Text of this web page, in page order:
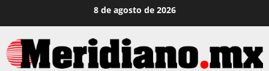
contenido
8 de agosto de 2026